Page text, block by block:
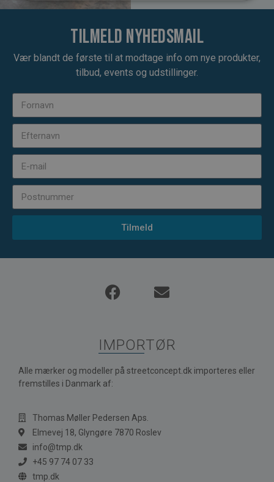
Tilmeld nyhedsmail
Vær blandt de første til at modtage info om nye produkter,
tilbud, events og udstillinger.
Tilmeld
IMPORTØR
Alle mærker og modeller på streetconcept.dk importeres eller
fremstilles i Danmark af:
Thomas Møller Pedersen Aps.
Elmevej 18, Glyngøre 7870 Roslev
info@tmp.dk
+45 97 74 07 33
tmp.dk